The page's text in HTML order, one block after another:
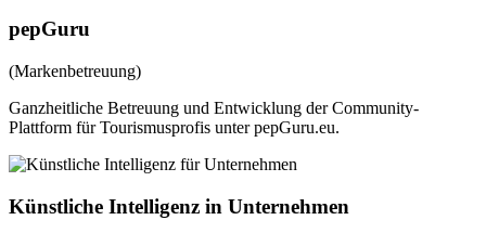
pepGuru
(Markenbetreuung)
Ganzheitliche Betreuung und Entwicklung der Community-
Plattform für Tourismusprofis unter pepGuru.eu.
Künstliche Intelligenz in Unternehmen